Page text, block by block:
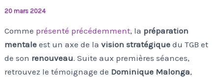
20 mars 2024
Comme présenté précédemment, la préparation
mentale est un axe de lavision stratégique du TGB et
de son renouveau. Suite aux premières séances,
retrouvez le témoignage de Dominique Malonga,